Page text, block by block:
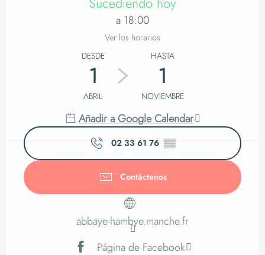
a 18:00
Ver los horarios
DESDE
1
ABRIL
HASTA
1
NOVIEMBRE
Añadir a Google Calendar
02 33 61 76 ▒▒
Contáctenos
abbaye-hambye.manche.fr
Página de Facebook